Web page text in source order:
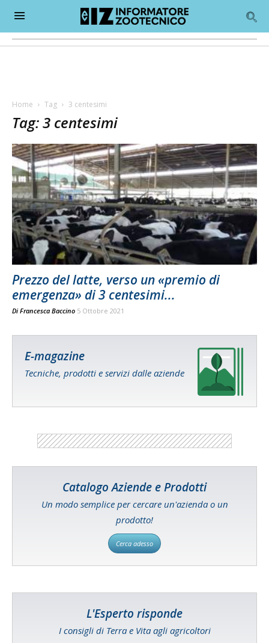
Home Tag 3 centesimi
Tag: 3 centesimi
Prezzo del latte, verso un «premio di
emergenza» di 3 centesimi...
Di Francesca Baccino 5 Ottobre 2021
E-magazine
Tecniche, prodotti e servizi dalle aziende
Catalogo Aziende e Prodotti
Un modo semplice per cercare un'azienda o un
prodotto!
Cerca adesso
L'Esperto risponde
I consigli di Terra e Vita agli agricoltori